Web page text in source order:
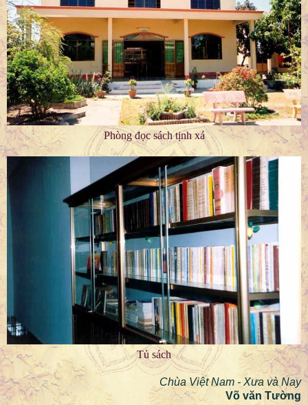
Phòng đọc sách tịnh xá
Tủ sách
Chùa Việt Nam - Xưa và Nay
Võ văn Tường